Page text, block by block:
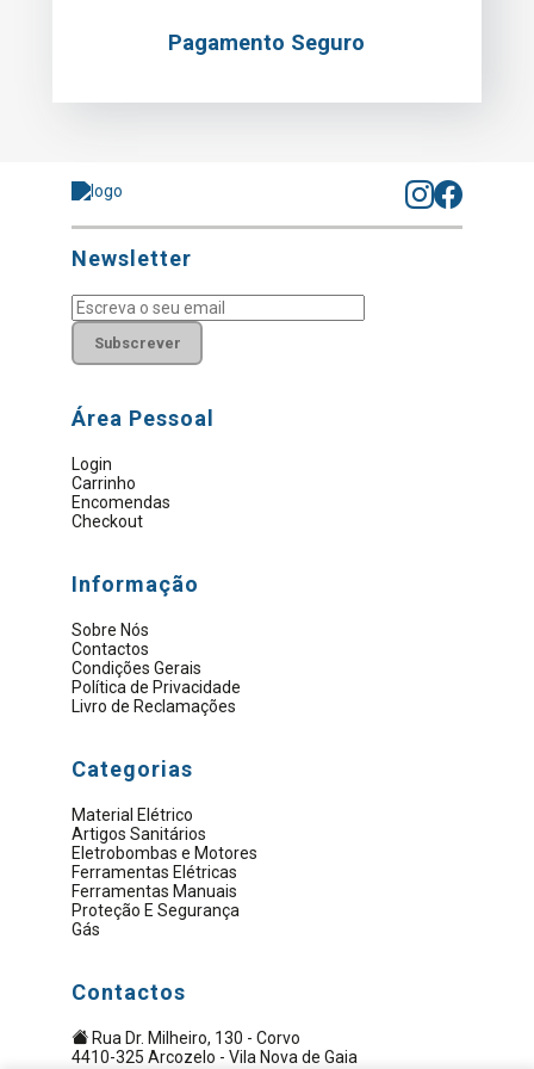
Pagamento Seguro
Newsletter
Subscrever
Área Pessoal
Login
Carrinho
Encomendas
Checkout
Informação
Sobre Nós
Contactos
Condições Gerais
Política de Privacidade
Livro de Reclamações
Categorias
Material Elétrico
Artigos Sanitários
Eletrobombas e Motores
Ferramentas Elétricas
Ferramentas Manuais
Proteção E Segurança
Gás
Contactos
Rua Dr. Milheiro, 130 - Corvo
4410-325 Arcozelo - Vila Nova de Gaia